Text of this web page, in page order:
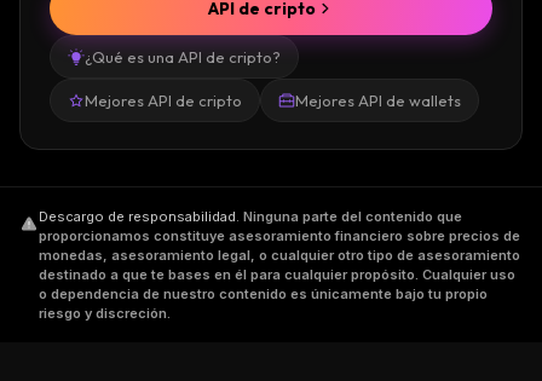
¿Qué es una API de cripto?
Mejores API de cripto Mejores API de wallets
API de cripto
Descargo de responsabilidad. Ninguna parte del contenido que
proporcionamos constituye asesoramiento financiero sobre precios de
monedas, asesoramiento legal, o cualquier otro tipo de asesoramiento
destinado a que te bases en él para cualquier propósito. Cualquier uso
o dependencia de nuestro contenido es únicamente bajo tu propio
riesgo y discreción.